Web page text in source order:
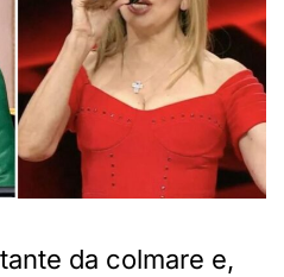
da colmare e,